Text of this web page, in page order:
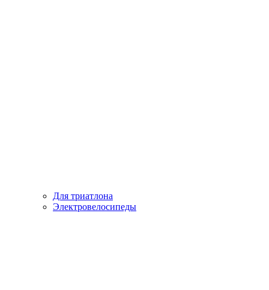
Для триатлона
Электровелосипеды